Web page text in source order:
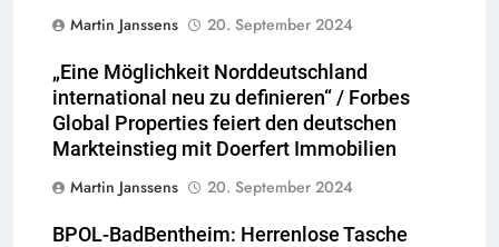
Martin Janssens
20. September 2024
„Eine Möglichkeit Norddeutschland
international neu zu definieren“ / Forbes
Global Properties feiert den deutschen
Markteinstieg mit Doerfert Immobilien
Martin Janssens
20. September 2024
BPOL-BadBentheim: Herrenlose Tasche